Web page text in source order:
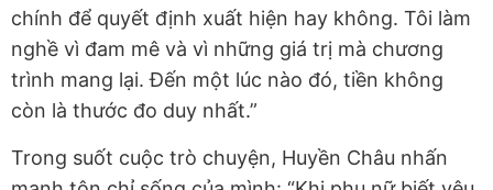
chính để quyết định xuất hiện hay không. Tôi làm
nghề vì đam mê và vì những giá trị mà chương
trình mang lại. Đến một lúc nào đó, tiền không
còn là thước đo duy nhất.”
Trong suốt cuộc trò chuyện, Huyền Châu nhấn